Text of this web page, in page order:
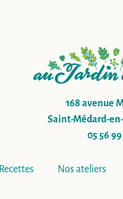
168 avenue
Saint-Médard-
05 56 99
Recettes Nos ateliers